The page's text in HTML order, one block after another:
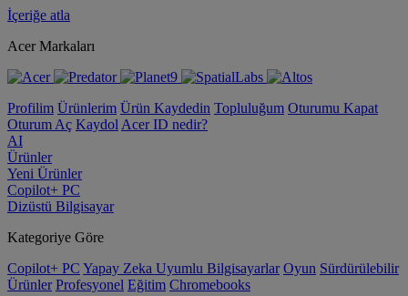
İçeriğe atla
Acer Markaları
Profilim Ürünlerim Ürün Kaydedin Topluluğum Oturumu Kapat
Oturum Aç Kaydol Acer ID nedir?
AI
Ürünler
Yeni Ürünler
Copilot+ PC
Dizüstü Bilgisayar
Kategoriye Göre
Copilot+ PC Yapay Zeka Uyumlu Bilgisayarlar Oyun Sürdürülebilir
Ürünler Profesyonel Eğitim Chromebooks